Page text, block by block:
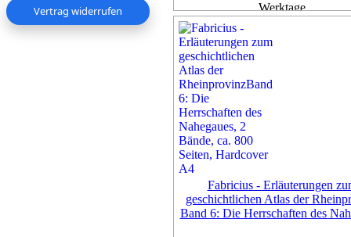
Vertrag widerrufen
Werktage
inkl. 7% MwSt,
Fabricius - Erläuterungen
geschichtlichen Atlas der
Band 6: Die Herrschaften des